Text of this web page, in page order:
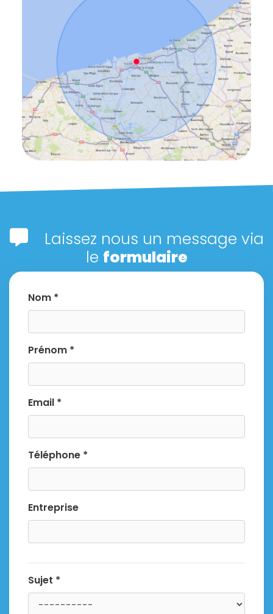
Laissez nous un message via
le formulaire
Nom *
Prénom *
Email *
Téléphone *
Entreprise
Sujet *